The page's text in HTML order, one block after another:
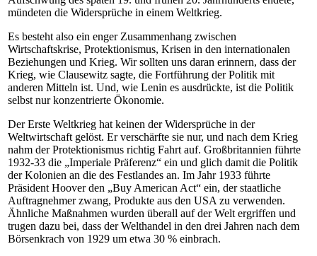
mündeten die Widersprüche in einem Weltkrieg.
Es besteht also ein enger Zusammenhang zwischen
Wirtschaftskrise, Protektionismus, Krisen in den internationalen
Beziehungen und Krieg. Wir sollten uns daran erinnern, dass der
Krieg, wie Clausewitz sagte, die Fortführung der Politik mit
anderen Mitteln ist. Und, wie Lenin es ausdrückte, ist die Politik
selbst nur konzentrierte Ökonomie.
Der Erste Weltkrieg hat keinen der Widersprüche in der
Weltwirtschaft gelöst. Er verschärfte sie nur, und nach dem Krieg
nahm der Protektionismus richtig Fahrt auf. Großbritannien führte
1932-33 die „Imperiale Präferenz“ ein und glich damit die Politik
der Kolonien an die des Festlandes an. Im Jahr 1933 führte
Präsident Hoover den „Buy American Act“ ein, der staatliche
Auftragnehmer zwang, Produkte aus den USA zu verwenden.
Ähnliche Maßnahmen wurden überall auf der Welt ergriffen und
trugen dazu bei, dass der Welthandel in den drei Jahren nach dem
Börsenkrach von 1929 um etwa 30 % einbrach.